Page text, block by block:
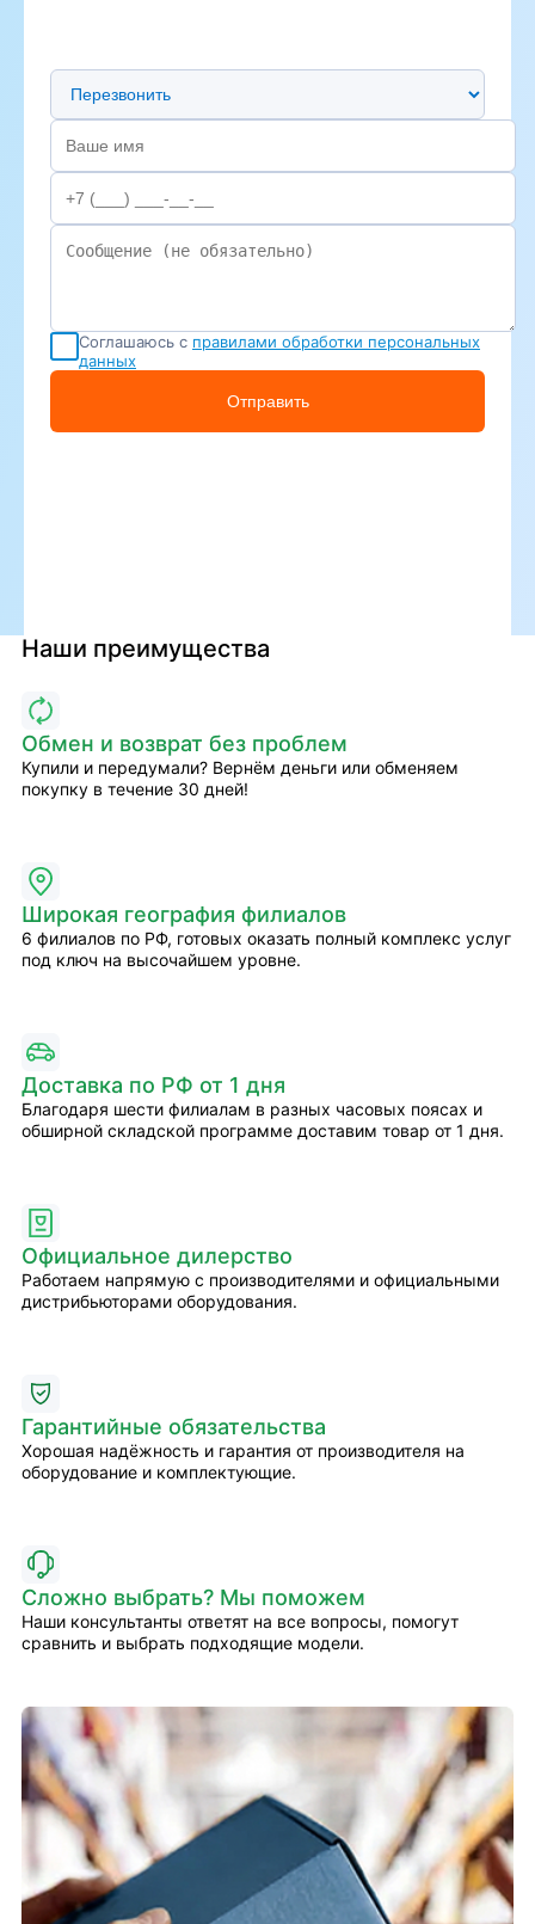
Предпочтительный способ связи
Соглашаюсь с правилами обработки персональных
данных
Отправить
Наши преимущества
Обмен и возврат без проблем
Купили и передумали? Вернём деньги или обменяем
покупку в течение 30 дней!
Широкая география филиалов
6 филиалов по РФ, готовых оказать полный комплекс услуг
под ключ на высочайшем уровне.
Доставка по РФ от 1 дня
Благодаря шести филиалам в разных часовых поясах и
обширной складской программе доставим товар от 1 дня.
Официальное дилерство
Работаем напрямую с производителями и официальными
дистрибьюторами оборудования.
Гарантийные обязательства
Хорошая надёжность и гарантия от производителя на
оборудование и комплектующие.
Сложно выбрать? Мы поможем
Наши консультанты ответят на все вопросы, помогут
сравнить и выбрать подходящие модели.